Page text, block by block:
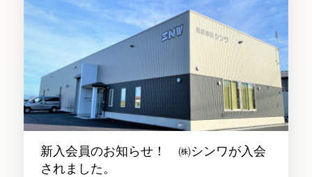
新入会員のお知らせ！ ㈱シンワが入会
されました。